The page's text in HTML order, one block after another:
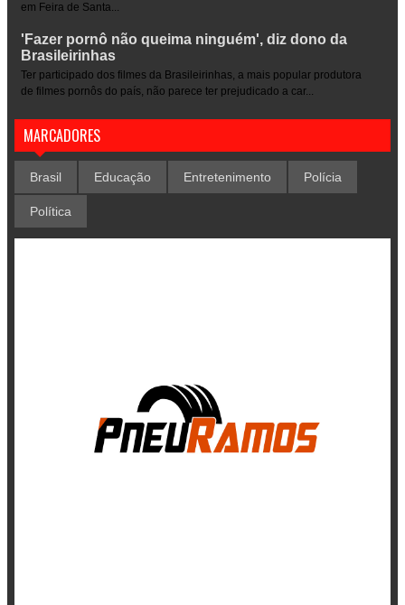
em Feira de Santa...
'Fazer pornô não queima ninguém', diz dono da
Brasileirinhas
Ter participado dos filmes da Brasileirinhas, a mais popular produtora
de filmes pornôs do país, não parece ter prejudicado a car...
MARCADORES
Brasil Educação Entretenimento Polícia
Política